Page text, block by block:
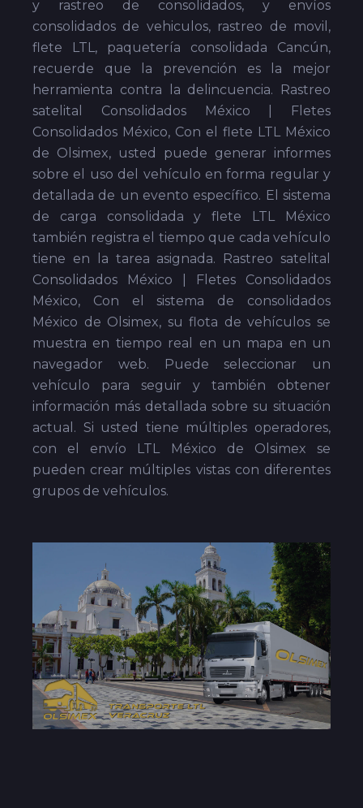
y rastreo de consolidados, y envíos
consolidados de vehiculos, rastreo de movil,
flete LTL, paquetería consolidada Cancún,
recuerde que la prevención es la mejor
herramienta contra la delincuencia. Rastreo
satelital Consolidados México | Fletes
Consolidados México, Con el flete LTL México
de Olsimex, usted puede generar informes
sobre el uso del vehículo en forma regular y
detallada de un evento específico. El sistema
de carga consolidada y flete LTL México
también registra el tiempo que cada vehículo
tiene en la tarea asignada. Rastreo satelital
Consolidados México | Fletes Consolidados
México, Con el sistema de consolidados
México de Olsimex, su flota de vehículos se
muestra en tiempo real en un mapa en un
navegador web. Puede seleccionar un
vehículo para seguir y también obtener
información más detallada sobre su situación
actual. Si usted tiene múltiples operadores,
con el envío LTL México de Olsimex se
pueden crear múltiples vistas con diferentes
grupos de vehículos.